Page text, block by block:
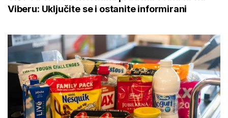
Viberu: Uključite se i ostanite informirani